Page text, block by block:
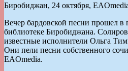
Биробиджан, 24 октября,
Вечер бардовской песни прошел в
библиотеке Биробиджана.
известные исполнители Ольга
Они пели песни собственного
EAOmedia.